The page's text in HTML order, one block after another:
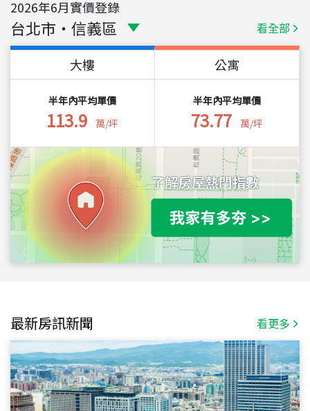
2026年6月實價登錄
台北市 ・ 信義區 看全部
大樓
半年內平均單價
113.9 萬/坪
公寓
半年內平均單價
73.77 萬/坪
最新房訊新聞 看更多